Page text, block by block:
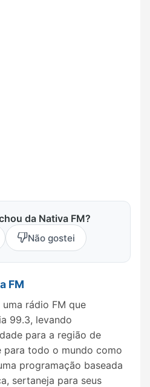
da Nativa FM?
Não gostei
FM
rádio FM que
99.3, levando
para a região de
para todo o mundo como
programação baseada
sertaneja para seus